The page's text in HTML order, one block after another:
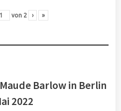
von 2 › »
Barlow in Berlin
2022